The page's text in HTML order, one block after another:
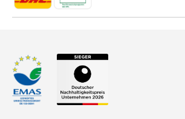
Zahlungsmethoden